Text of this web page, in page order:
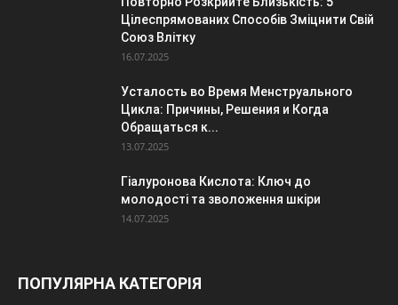
Цілеспрямованих Способів Зміцнити Свій
Союз Влітку
16.07.2025
Усталость во Время Менструального
Цикла: Причины, Решения и Когда
Обращаться к...
13.07.2025
Гіалуронова Кислота: Ключ до
молодості та зволоження шкіри
14.07.2025
ПОПУЛЯРНА КАТЕГОРІЯ